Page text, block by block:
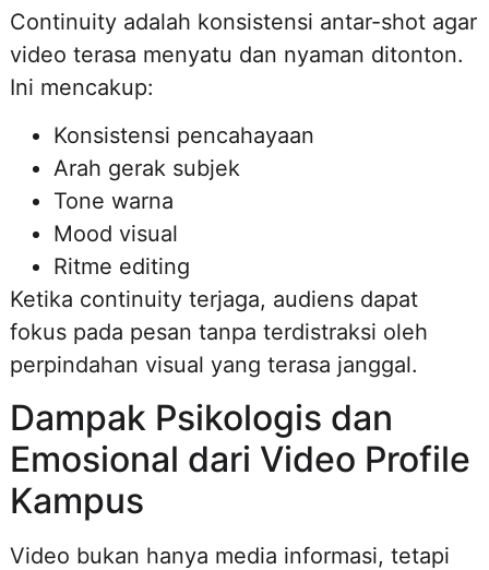
Continuity adalah konsistensi antar-shot agar
video terasa menyatu dan nyaman ditonton.
Ini mencakup:
Konsistensi pencahayaan
Arah gerak subjek
Tone warna
Mood visual
Ritme editing
Ketika continuity terjaga, audiens dapat
fokus pada pesan tanpa terdistraksi oleh
perpindahan visual yang terasa janggal.
Dampak Psikologis dan
Emosional dari Video Profile
Kampus
Video bukan hanya media informasi, tetapi